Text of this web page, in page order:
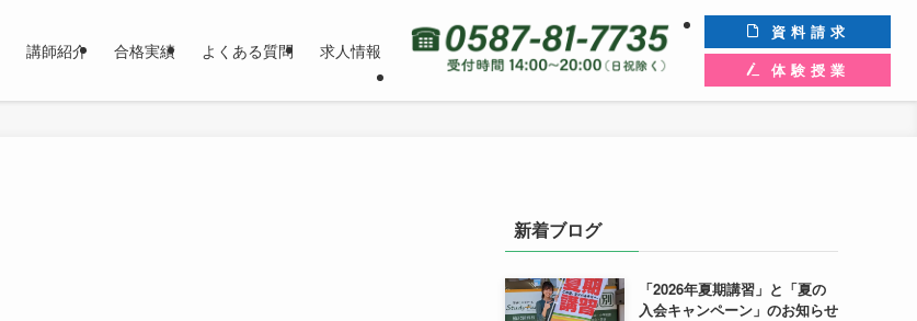
講師紹介 合格実績 よくある質問 求人情報
資料請求
体験授業
新着ブログ
「2026年夏期講習」と「夏の
入会キャンペーン」のお知らせ